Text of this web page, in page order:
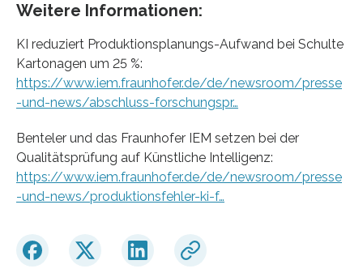
Weitere Informationen:
KI reduziert Produktionsplanungs-Aufwand bei Schulte
Kartonagen um 25 %:
https://www.iem.fraunhofer.de/de/newsroom/presse
-und-news/abschluss-forschungspr…
Benteler und das Fraunhofer IEM setzen bei der
Qualitätsprüfung auf Künstliche Intelligenz:
https://www.iem.fraunhofer.de/de/newsroom/presse
-und-news/produktionsfehler-ki-f…